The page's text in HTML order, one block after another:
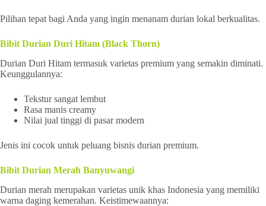
Pilihan tepat bagi Anda yang ingin menanam durian lokal berkualitas.
Bibit Durian Duri Hitam (Black Thorn)
Durian Duri Hitam termasuk varietas premium yang semakin diminati.
Keunggulannya:
Tekstur sangat lembut
Rasa manis creamy
Nilai jual tinggi di pasar modern
Jenis ini cocok untuk peluang bisnis durian premium.
Bibit Durian Merah Banyuwangi
Durian merah merupakan varietas unik khas Indonesia yang memiliki
warna daging kemerahan. Keistimewaannya: